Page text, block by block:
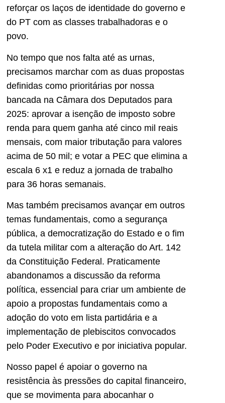
reforçar os laços de identidade do governo e
do PT com as classes trabalhadoras e o
povo.
No tempo que nos falta até as urnas,
precisamos marchar com as duas propostas
definidas como prioritárias por nossa
bancada na Câmara dos Deputados para
2025: aprovar a isenção de imposto sobre
renda para quem ganha até cinco mil reais
mensais, com maior tributação para valores
acima de 50 mil; e votar a PEC que elimina a
escala 6 x1 e reduz a jornada de trabalho
para 36 horas semanais.
Mas também precisamos avançar em outros
temas fundamentais, como a segurança
pública, a democratização do Estado e o fim
da tutela militar com a alteração do Art. 142
da Constituição Federal. Praticamente
abandonamos a discussão da reforma
política, essencial para criar um ambiente de
apoio a propostas fundamentais como a
adoção do voto em lista partidária e a
implementação de plebiscitos convocados
pelo Poder Executivo e por iniciativa popular.
Nosso papel é apoiar o governo na
resistência às pressões do capital financeiro,
que se movimenta para abocanhar o